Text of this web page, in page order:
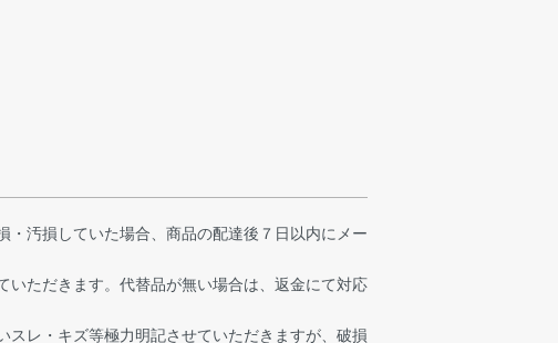
・汚損していた場合、商品の配達後７日以内にメー
ただきます。代替品が無い場合は、返金にて対応
スレ・キズ等極力明記させていただきますが、破損